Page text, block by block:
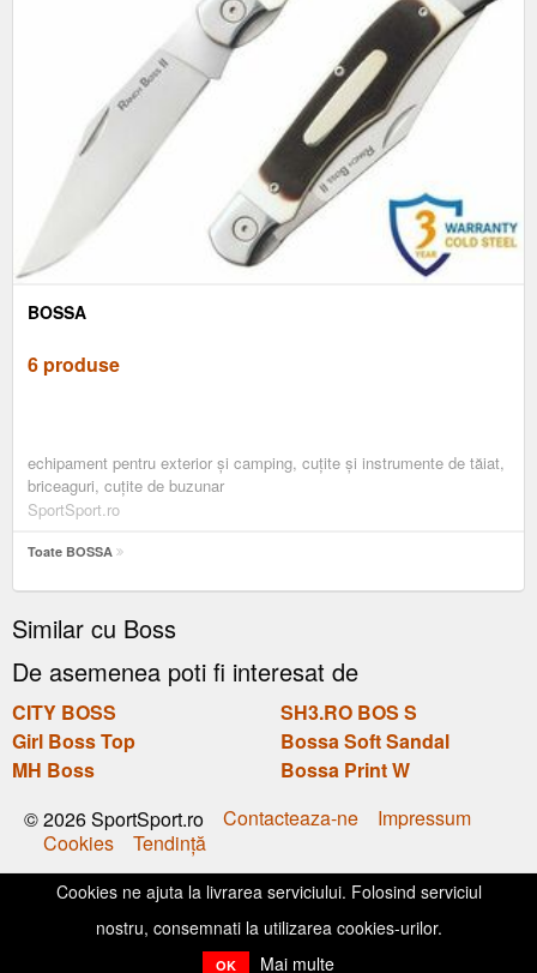
BOSSA
6 produse
echipament pentru exterior și camping, cuțite și instrumente de tăiat,
briceaguri, cuțite de buzunar
SportSport.ro
Toate BOSSA
Similar cu Boss
De asemenea poti fi interesat de
CITY BOSS
SH3.RO BOS S
Girl Boss Top
Bossa Soft Sandal
MH Boss
Bossa Print W
© 2026 SportSport.ro
Contacteaza-ne
Impressum
Cookies
Tendinţă
Cookies ne ajuta la livrarea serviciului. Folosind serviciul
nostru, consemnati la utilizarea cookies-urilor.
OK Mai multe